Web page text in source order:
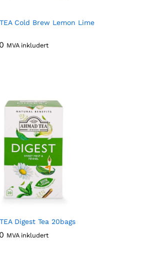
Cold Brew Lemon Lime
MVA inkludert
Digest Tea 20bags
MVA inkludert